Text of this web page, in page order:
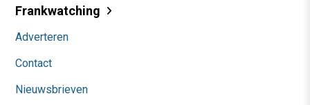
Frankwatching
Adverteren
Contact
Nieuwsbrieven